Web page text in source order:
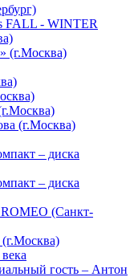
FALL - WINTER
(г.Москва)
(г.Москва)
– диска
– диска
(Санкт-
гость – Антон